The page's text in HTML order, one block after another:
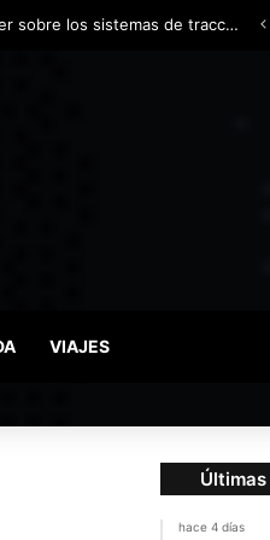
¿AWD, 4WD o Symmetrical AWD? Todo lo que necesita saber sobre los sistemas de tracción integral
VIAJES
hace 4 días